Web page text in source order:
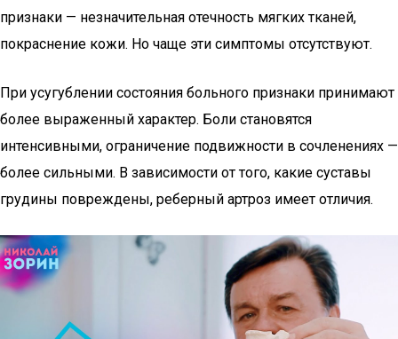
признаки — незначительная отечность мягких тканей,
покраснение кожи. Но чаще эти симптомы отсутствуют.
При усугублении состояния больного признаки принимают
более выраженный характер. Боли становятся
интенсивными, ограничение подвижности в сочленениях —
более сильными. В зависимости от того, какие суставы
грудины повреждены, реберный артроз имеет отличия.